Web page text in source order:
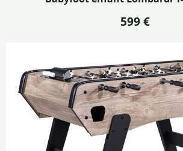
599 €